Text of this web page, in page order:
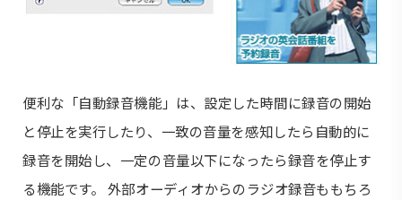
便利な「自動録音機能」は、設定した時間に録音の開始
と停止を実行したり、一致の音量を感知したら自動的に
録音を開始し、一定の音量以下になったら録音を停止す
る機能です。 外部オーディオからのラジオ録音ももちろ